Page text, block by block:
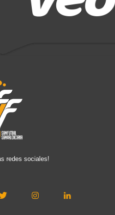
redes sociales!